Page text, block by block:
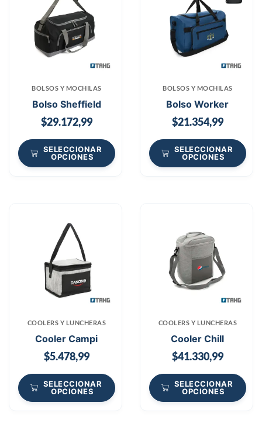
BOLSOS Y MOCHILAS
Bolso Sheffield
$29.172,99
SELECCIONAR
OPCIONES
BOLSOS Y MOCHILAS
Bolso Worker
$21.354,99
SELECCIONAR
OPCIONES
COOLERS Y LUNCHERAS
Cooler Campi
$5.478,99
SELECCIONAR
OPCIONES
COOLERS Y LUNCHERAS
Cooler Chill
$41.330,99
SELECCIONAR
OPCIONES